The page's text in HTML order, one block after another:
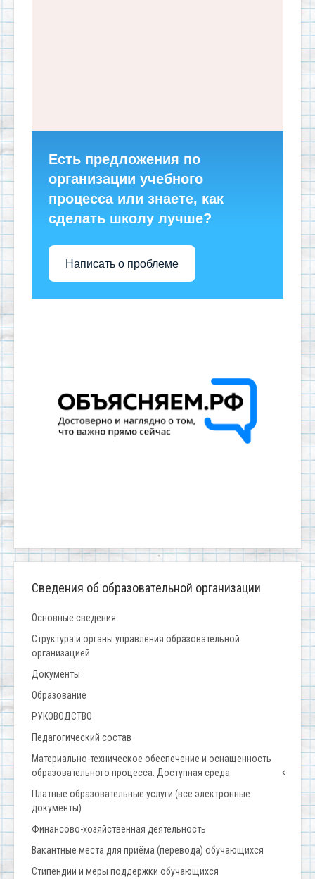
Есть предложения по
организации учебного
процесса или знаете, как
сделать школу лучше?
Написать о проблеме
Сведения об образовательной организации
Основные сведения
Структура и органы управления образовательной
организацией
Документы
Образование
РУКОВОДСТВО
Педагогический состав
Материально-техническое обеспечение и оснащенность
образовательного процесса. Доступная среда
Платные образовательные услуги (все электронные
документы)
Финансово-хозяйственная деятельность
Вакантные места для приёма (перевода) обучающихся
Стипендии и меры поддержки обучающихся